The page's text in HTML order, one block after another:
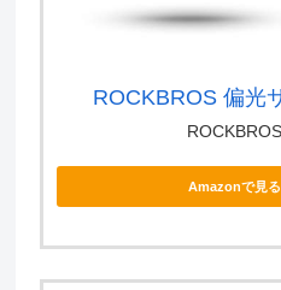
ROCKBROS 偏光
ROCKBROS
Amazonで見る